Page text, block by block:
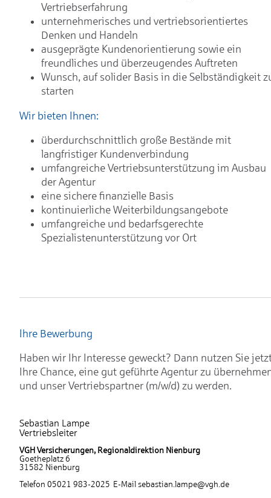
Vertriebserfahrung
unternehmerisches und vertriebsorientiertes
Denken und Handeln
ausgeprägte Kundenorientierung sowie ein
freundliches und überzeugendes Auftreten
Wunsch, auf solider Basis in die Selbständigkeit
starten
Wir bieten Ihnen:
überdurchschnittlich große Bestände mit
langfristiger Kundenverbindung
umfangreiche Vertriebsunterstützung im Ausbau
der Agentur
eine sichere finanzielle Basis
kontinuierliche Weiterbildungsangebote
umfangreiche und bedarfsgerechte
Spezialistenunterstützung vor Ort
Ihre Bewerbung
Haben wir Ihr Interesse geweckt? Dann nutzen Sie
Ihre Chance, eine gut geführte Agentur zu
und unser Vertriebspartner (m/w/d) zu werden.
Sebastian Lampe
Vertriebsleiter
VGH Versicherungen, Regionaldirektion Nienburg
Goetheplatz 6
31582 Nienburg
Telefon 05021 983-2025 E-Mail sebastian.lampe@vgh.de